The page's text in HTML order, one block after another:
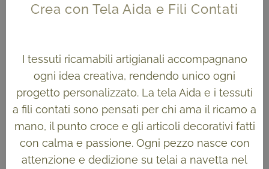
Crea con Tela Aida e Fili Contati
I tessuti ricamabili artigianali accompagnano
ogni idea creativa, rendendo unico ogni
progetto personalizzato. La tela Aida e i tessuti
a fili contati sono pensati per chi ama il ricamo a
mano, il punto croce e gli articoli decorativi fatti
con calma e passione. Ogni pezzo nasce con
attenzione e dedizione su telai a navetta nel